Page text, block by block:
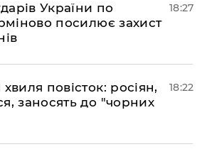
України по
посилює захист
18:27
повісток: росіян,
заносять до "чорних
18:22